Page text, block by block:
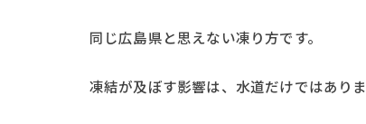
同じ広島県と思えない凍り方です。
凍結が及ぼす影響は、水道だけではありま